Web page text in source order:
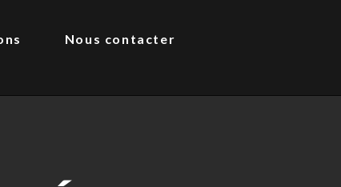
Nous contacter